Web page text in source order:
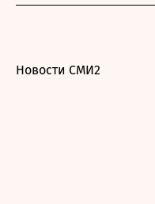
Новости СМИ2